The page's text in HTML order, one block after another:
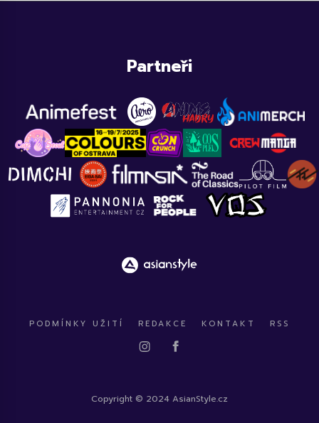
Partneři
PODMÍNKY UŽITÍ REDAKCE KONTAKT RSS
Copyright © 2024 AsianStyle.cz